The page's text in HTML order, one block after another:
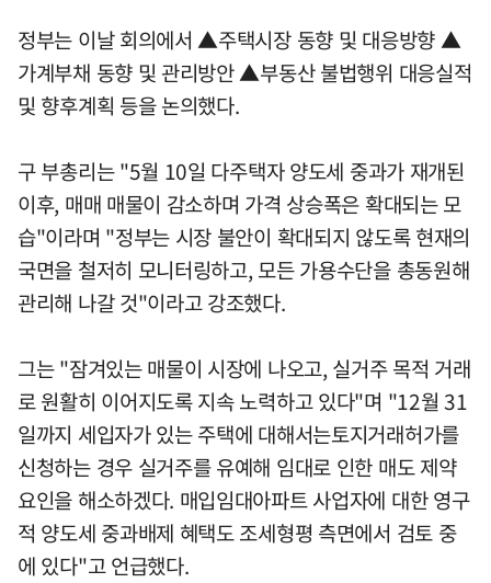
정부는 이날 회의에서 ▲주택시장 동향 및 대응방향 ▲
가계부채 동향 및 관리방안 ▲부동산 불법행위 대응실적
및 향후계획 등을 논의했다.
구 부총리는 "5월 10일 다주택자 양도세 중과가 재개된
이후, 매매 매물이 감소하며 가격 상승폭은 확대되는 모
습"이라며 "정부는 시장 불안이 확대되지 않도록 현재의
국면을 철저히 모니터링하고, 모든 가용수단을 총동원해
관리해 나갈 것"이라고 강조했다.
그는 "잠겨있는 매물이 시장에 나오고, 실거주 목적 거래
로 원활히 이어지도록 지속 노력하고 있다"며 "12월 31
일까지 세입자가 있는 주택에 대해서는토지거래허가를
신청하는 경우 실거주를 유예해 임대로 인한 매도 제약
요인을 해소하겠다. 매입임대아파트 사업자에 대한 영구
적 양도세 중과배제 혜택도 조세형평 측면에서 검토 중
에 있다"고 언급했다.